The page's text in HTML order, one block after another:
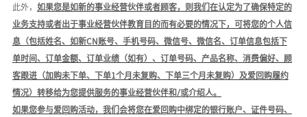
此外， 如果您是如新的事业经营伙伴或者顾客，则我们在认定为了确保特定的
业务支持或者出于事业经营伙伴教育目的而有必要的情况下，可将您的个人信
息（包括姓名、如新CN账号、手机号码、微信号、微信名、订单信息包括下
单时间、订单金额、订单业绩（如有）、订单号码、产品名称、消费偏好、顾
客跟进（加购未下单、下单1个月未复购、下单三个月未复购）及爱回购履约
情况）转移给为您提供服务的事业经营伙伴和 /或介绍人。
如果您参与爱回购活动，我们会将您在爱回购中绑定的银行账户、证件号码、